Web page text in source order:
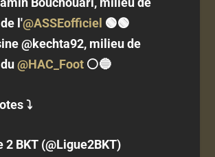
l'@ASSEofficiel 🟢🟢
@kechta92, milieu de
@HAC_Foot ⚪️🔵
⤵
2 BKT (@Ligue2BKT)